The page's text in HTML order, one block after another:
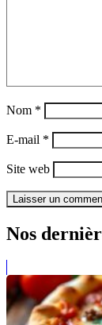
Nom *
E-mail *
Site web
Nos